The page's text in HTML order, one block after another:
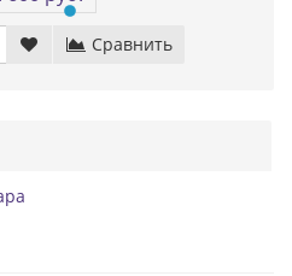
Сравнить